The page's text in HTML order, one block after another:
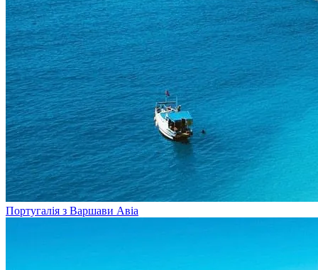
Португалія з Варшави Авіа